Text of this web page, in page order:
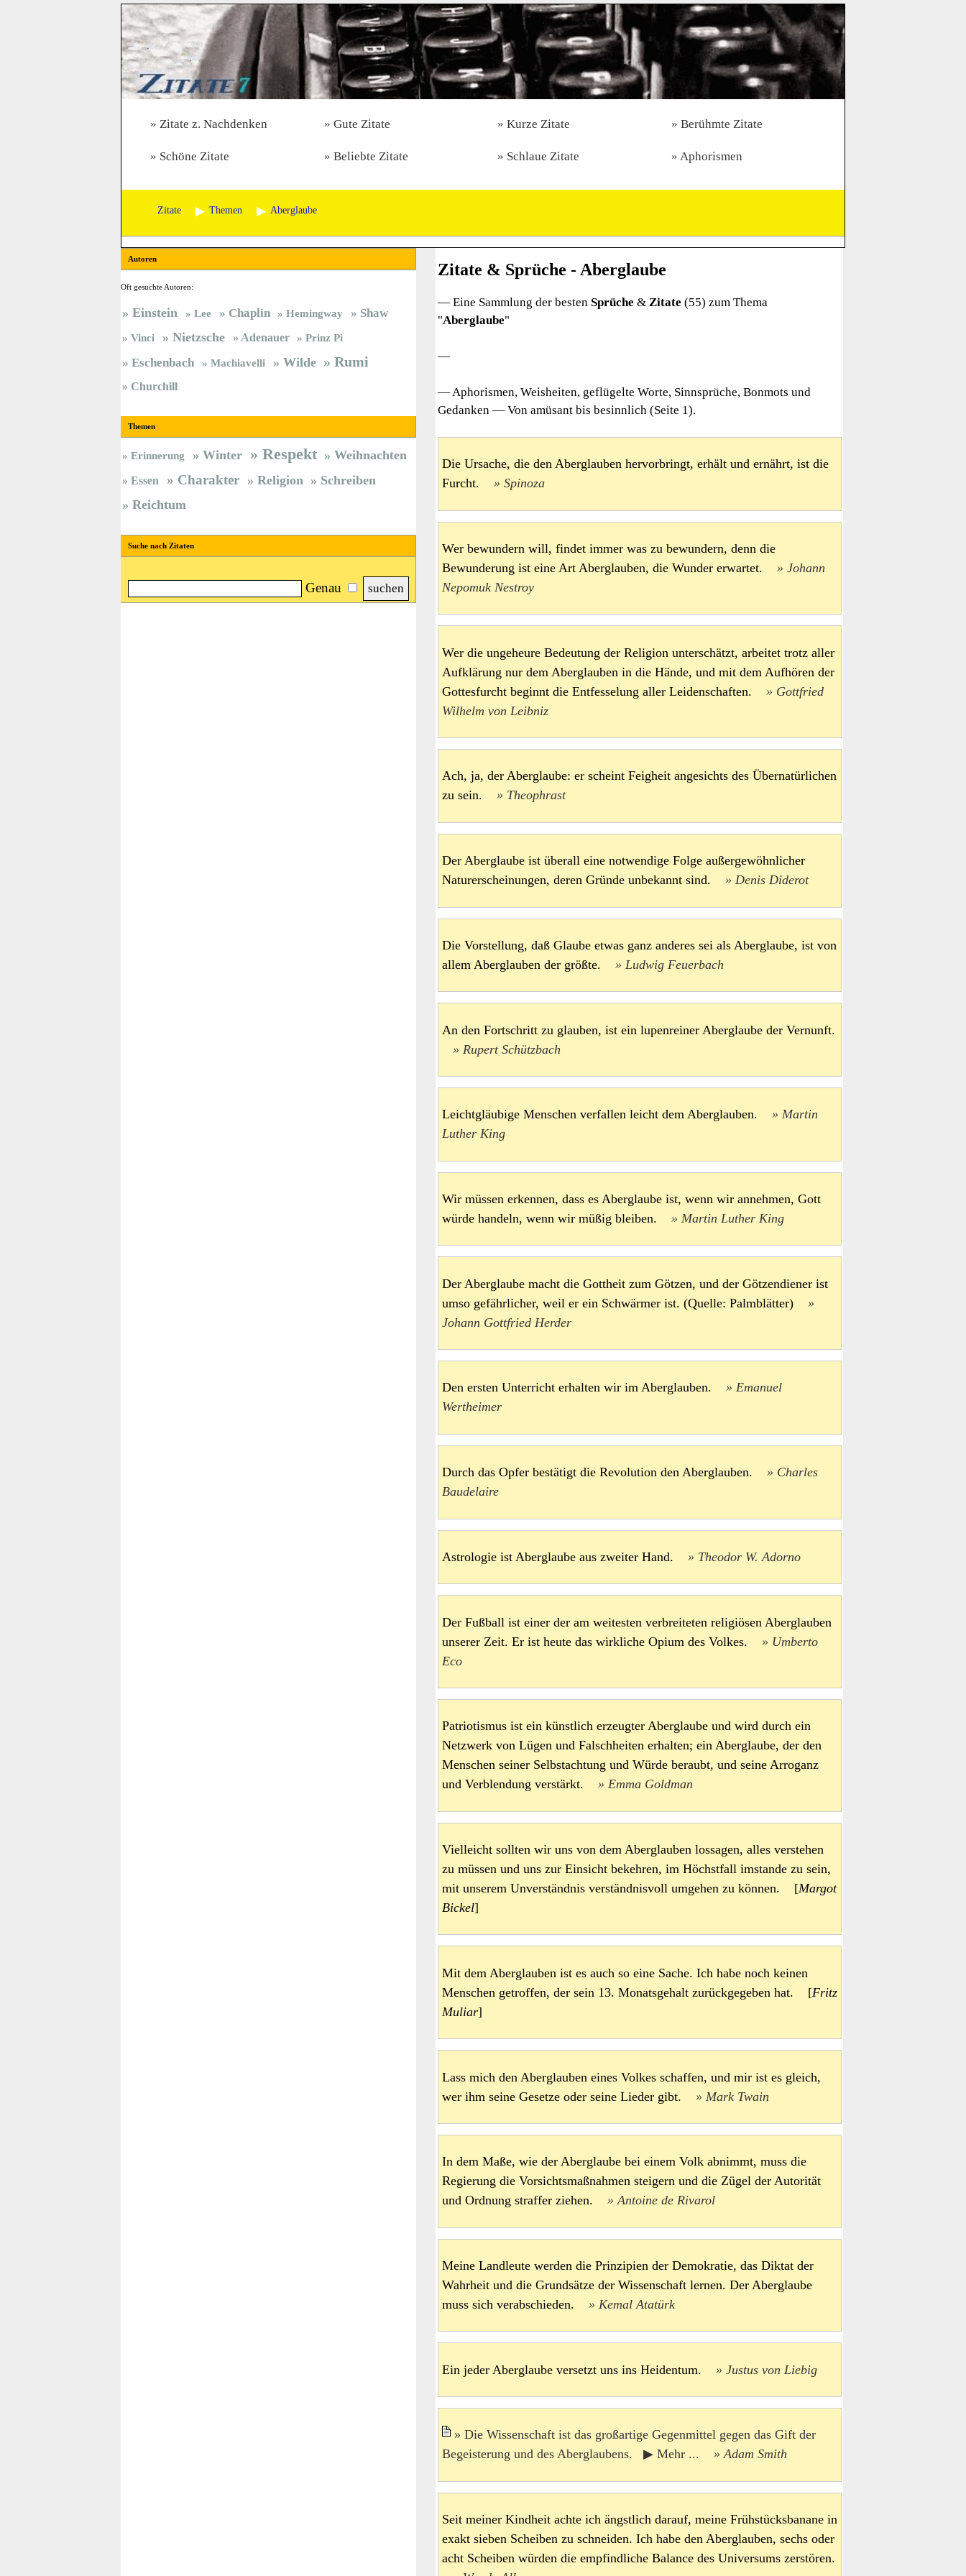
Zitate z. Nachdenken Gute Zitate Kurze Zitate Berühmte Zitate
Schöne Zitate Beliebte Zitate Schlaue Zitate Aphorismen
Zitate Themen Aberglaube
Zitate & Sprüche - Aberglaube
— Eine Sammlung der bestenSprüche &Zitate (55) zum Thema
"Aberglaube"
—
— Aphorismen, Weisheiten, geflügelte Worte, Sinnsprüche, Bonmots und
Gedanken — Von amüsant bis besinnlich (Seite 1).
Die Ursache, die den Aberglauben hervorbringt, erhält und ernährt, ist die
Furcht.
Spinoza
Wer bewundern will, findet immer was zu bewundern, denn die
Bewunderung ist eine Art Aberglauben, die Wunder erwartet.
Johann
Nepomuk Nestroy
Wer die ungeheure Bedeutung der Religion unterschätzt, arbeitet trotz aller
Aufklärung nur dem Aberglauben in die Hände, und mit dem Aufhören der
Gottesfurcht beginnt die Entfesselung aller Leidenschaften.
Gottfried
Wilhelm von Leibniz
Ach, ja, der Aberglaube: er scheint Feigheit angesichts des Übernatürlichen
zu sein.
Theophrast
Der Aberglaube ist überall eine notwendige Folge außergewöhnlicher
Naturerscheinungen, deren Gründe unbekannt sind.
Denis Diderot
Die Vorstellung, daß Glaube etwas ganz anderes sei als Aberglaube, ist von
allem Aberglauben der größte.
Ludwig Feuerbach
An den Fortschritt zu glauben, ist ein lupenreiner Aberglaube der Vernunft.
Rupert Schützbach
Leichtgläubige Menschen verfallen leicht dem Aberglauben.
Martin
Luther King
Wir müssen erkennen, dass es Aberglaube ist, wenn wir annehmen, Gott
würde handeln, wenn wir müßig bleiben.
Martin Luther King
Der Aberglaube macht die Gottheit zum Götzen, und der Götzendiener ist
umso gefährlicher, weil er ein Schwärmer ist. (Quelle: Palmblätter)
Johann Gottfried Herder
Den ersten Unterricht erhalten wir im Aberglauben.
Emanuel
Wertheimer
Durch das Opfer bestätigt die Revolution den Aberglauben.
Charles
Baudelaire
Astrologie ist Aberglaube aus zweiter Hand. Theodor W. Adorno
Der Fußball ist einer der am weitesten verbreiteten religiösen Aberglauben
unserer Zeit. Er ist heute das wirkliche Opium des Volkes.
Umberto
Eco
Patriotismus ist ein künstlich erzeugter Aberglaube und wird durch ein
Netzwerk von Lügen und Falschheiten erhalten; ein Aberglaube, der den
Menschen seiner Selbstachtung und Würde beraubt, und seine Arroganz
und Verblendung verstärkt.
Emma Goldman
Vielleicht sollten wir uns von dem Aberglauben lossagen, alles verstehen
zu müssen und uns zur Einsicht bekehren, im Höchstfall imstande zu sein,
mit unserem Unverständnis verständnisvoll umgehen zu können. [Margot
Bickel]
Mit dem Aberglauben ist es auch so eine Sache. Ich habe noch keinen
Menschen getroffen, der sein 13. Monatsgehalt zurückgegeben hat. [Fritz
Muliar]
Lass mich den Aberglauben eines Volkes schaffen, und mir ist es gleich,
wer ihm seine Gesetze oder seine Lieder gibt.
Mark Twain
In dem Maße, wie der Aberglaube bei einem Volk abnimmt, muss die
Regierung die Vorsichtsmaßnahmen steigern und die Zügel der Autorität
und Ordnung straffer ziehen.
Antoine de Rivarol
Meine Landleute werden die Prinzipien der Demokratie, das Diktat der
Wahrheit und die Grundsätze der Wissenschaft lernen. Der Aberglaube
muss sich verabschieden.
Kemal Atatürk
Ein jeder Aberglaube versetzt uns ins Heidentum. Justus von Liebig
Die Wissenschaft ist das großartige Gegenmittel gegen das Gift der
Begeisterung und des Aberglaubens. ▶ Mehr ...
Adam Smith
Seit meiner Kindheit achte ich ängstlich darauf, meine Frühstücksbanane in
exakt sieben Scheiben zu schneiden. Ich habe den Aberglauben, sechs oder
acht Scheiben würden die empfindliche Balance des Universums zerstören.
Autoren
Oft gesuchte Autoren:
Einstein Lee Chaplin Hemingway Shaw
Vinci Nietzsche Adenauer Prinz Pi
Eschenbach Machiavelli Wilde Rumi
Churchill
Themen
Erinnerung Winter Respekt Weihnachten
Essen Charakter Religion
Schreiben
Reichtum
Suche nach Zitaten
Genau